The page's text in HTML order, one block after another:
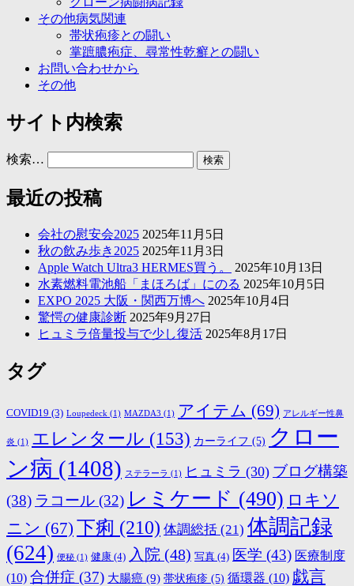
その他病気関連
帯状疱疹との闘い
掌蹠膿疱症、尋常性乾癬との闘い
お問い合わせから
その他
サイト内検索
検索…
最近の投稿
会社の慰安会2025 2025年11月5日
秋の飲み歩き2025 2025年11月3日
Apple Watch Ultra3 HERMES買う。
2025年10月13日
水素燃料電池船「まほろば」にのる 2025年10月5日
EXPO 2025 大阪・関西万博へ 2025年10月4日
驚愕の健康診断 2025年9月27日
ヒュミラ倍量投与で少し復活 2025年8月17日
タグ
COVID19 (3) Loupedeck (1) MAZDA3 (1) アイテム (69) アレルギー性鼻
炎 (1) エレンタール (153) カーライフ (5) クロー
ン病 (1408) ステラーラ (1) ヒュミラ (30) ブログ構築
(38) ラコール (32) レミケード (490) ロキソ
ニン (67) 下痢 (210) 体調総括 (21) 体調記録
(624) 便秘 (1) 健康 (4) 入院 (48) 写真 (4) 医学 (43) 医療制度
(10) 合併症 (37) 大腸癌 (9) 帯状疱疹 (5) 循環器 (10) 戯言